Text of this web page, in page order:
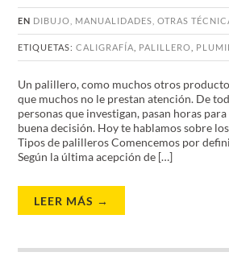
EN DIBUJO MANUALIDADES ,OTRAS
ETIQUETAS:CALIGRAFÍA PALILLERO
Un palillero, como muchos otros
que muchos no le prestan atención. De
personas que investigan, pasan horas
buena decisión. Hoy te hablamos sobre
Tipos de palilleros Comencemos por
Según la última acepción de […]
LEER MÁS →